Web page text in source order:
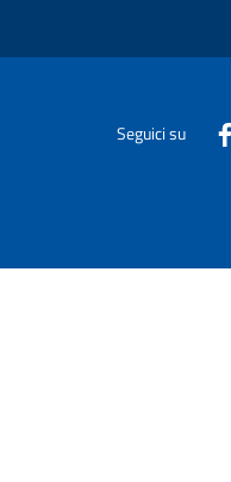
Seguici su